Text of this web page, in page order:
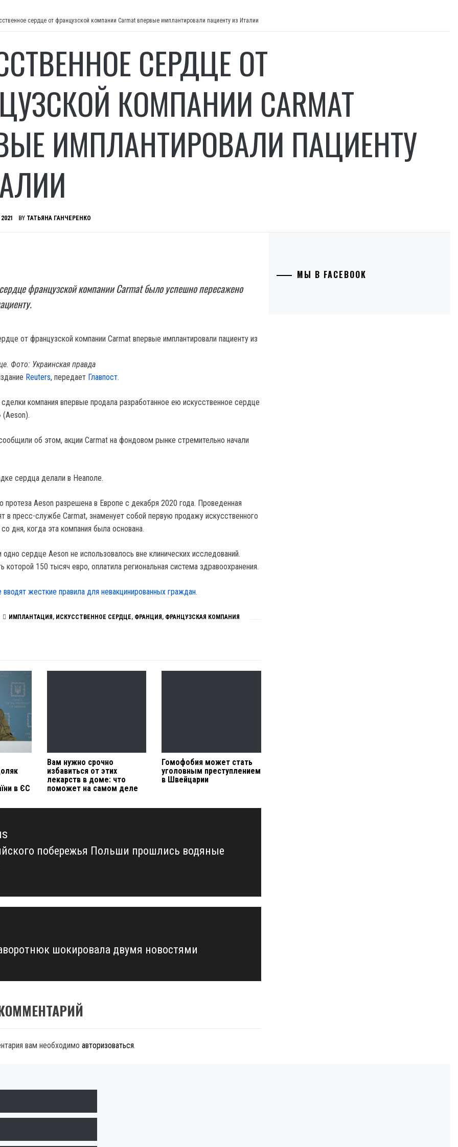
сердце от французской компании Carmat впервые имплантировали пациенту из Италии
СЕРДЦЕ ОТ
КОМПАНИИ CARMAT
ИМПЛАНТИРОВАЛИ ПАЦИЕНТУ
BY ТАТЬЯНА ГАНЧЕРЕНКО
французской компании Carmat было успешно пересажено
Фото: Украинская правда
Reuters, передает Главпост.
компания впервые продала разработанное ею искусственное сердце
об этом, акции Carmat на фондовом рынке стремительно начали
сердца делали в Неаполе.
протеза Aeson разрешена в Европе с декабря 2020 года. Проведенная
в пресс-службе Carmat, знаменует собой первую продажу искусственного
дня, когда эта компания была основана.
сердце Aeson не использовалось вне клинических исследований.
которой 150 тысяч евро, оплатила региональная система здравоохранения.
вводят жесткие правила для невакцинированных граждан.
ИМПЛАНТАЦИЯ , ИСКУССТВЕННОЕ СЕРДЦЕ, ФРАНЦИЯ , ФРАНЦУЗСКАЯ КОМПАНИЯ
в ЄС
Вам нужно срочно
избавиться от этих
лекарств в доме: что
поможет на самом деле
Гомофобия может стать
уголовным преступлением
в Швейцарии
побережья Польши прошлись водяные
шокировала двумя новостями
вам необходимо авторизоваться.
МЫ В FACEBOOK